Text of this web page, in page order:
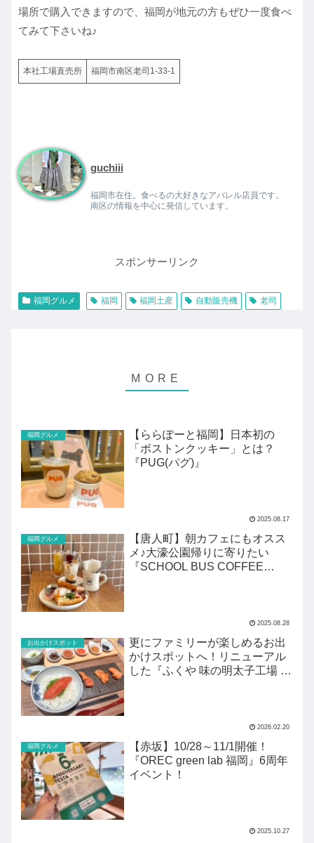
場所で購入できますので、福岡が地元の方もぜひ一度食べ
てみて下さいね♪
本社工場直売所 福岡市南区老司1-33-1
guchiii
福岡市在住。食べるの大好きなアパレル店員です。
南区の情報を中心に発信しています。
スポンサーリンク
福岡グルメ 福岡 福岡土産 自動販売機 老司
福岡グルメ
【ららぽーと福岡】日本初の
「ボストンクッキー」とは？
『PUG(パグ)』
2025.08.17
福岡グルメ
【唐人町】朝カフェにもオスス
メ♪大濠公園帰りに寄りたい
『SCHOOL BUS COFFEE
2025.08.28
お出かけスポット
更にファミリーが楽しめるお出
かけスポットへ！リニューアル
した『ふくや 味の明太子工場 ハ
2026.02.20
福岡グルメ
【赤坂】10/28～11/1開催！
『OREC green lab 福岡』6周年
イベント！
2025.10.27